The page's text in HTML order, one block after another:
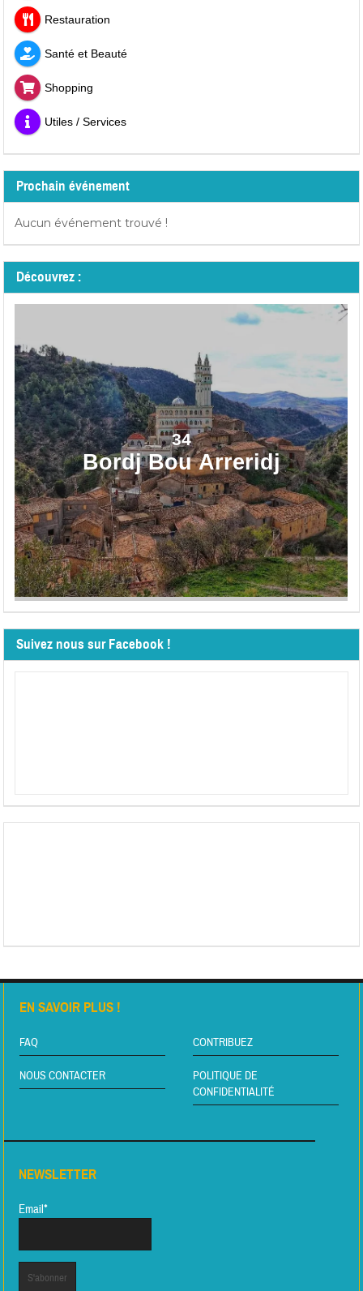
Restauration
Santé et Beauté
Shopping
Utiles / Services
Prochain événement
Aucun événement trouvé !
Découvrez :
34
Bordj Bou Arreridj
Suivez nous sur Facebook !
EN SAVOIR PLUS !
FAQ CONTRIBUEZ
NOUS CONTACTER
POLITIQUE DE
CONFIDENTIALITÉ
NEWSLETTER
Email*